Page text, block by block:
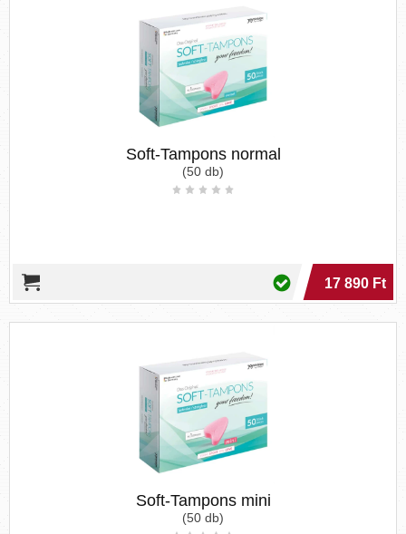
Soft-Tampons normal
(50 db)
17 890 Ft
Soft-Tampons mini
(50 db)